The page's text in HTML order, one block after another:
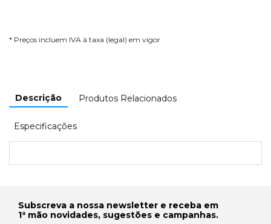
* Preços incluem IVA à taxa (legal) em vigor
Descrição Produtos Relacionados
Especificações
Subscreva a nossa newsletter e receba em
1ª mão novidades, sugestões e campanhas.